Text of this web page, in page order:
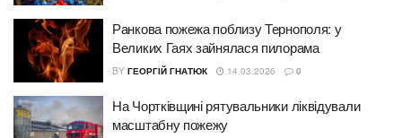
Ранкова пожежа поблизу Тернополя: у
Великих Гаях зайнялася пилорама
BY ГЕОРГІЙ ГНАТЮК 14.03.2026 0
На Чортківщині рятувальники ліквідували
масштабну пожежу